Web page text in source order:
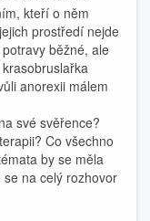
kteří o něm
prostředí nejde
běžné, ale
anorexii málem
své svěřence?
Co všechno
by se měla
na celý rozhovor